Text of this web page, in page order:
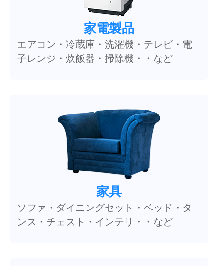
家電製品
エアコン・冷蔵庫・洗濯機・テレビ・電
子レンジ・炊飯器・掃除機・・など
家具
ソファ・ダイニングセット・ベッド・タ
ンス・チェスト・インテリ・・など